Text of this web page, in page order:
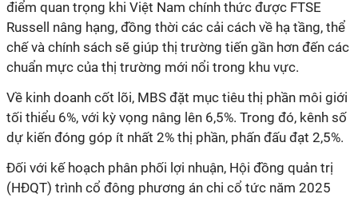
điểm quan trọng khi Việt Nam chính thức được FTSE
Russell nâng hạng, đồng thời các cải cách về hạ tầng, thể
chế và chính sách sẽ giúp thị trường tiến gần hơn đến các
chuẩn mực của thị trường mới nổi trong khu vực.
Về kinh doanh cốt lõi, MBS đặt mục tiêu thị phần môi giới
tối thiểu 6%, với kỳ vọng nâng lên 6,5%. Trong đó, kênh số
dự kiến đóng góp ít nhất 2% thị phần, phấn đấu đạt 2,5%.
Đối với kế hoạch phân phối lợi nhuận, Hội đồng quản trị
(HĐQT) trình cổ đông phương án chi cổ tức năm 2025